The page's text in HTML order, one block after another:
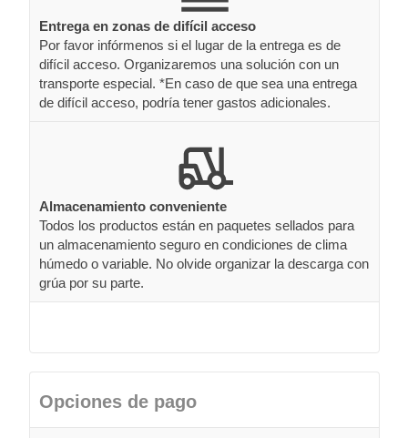
Entrega en zonas de difícil acceso
Por favor infórmenos si el lugar de la entrega es de
difícil acceso. Organizaremos una solución con un
transporte especial. *En caso de que sea una entrega
de difícil acceso, podría tener gastos adicionales.
Almacenamiento conveniente
Todos los productos están en paquetes sellados para
un almacenamiento seguro en condiciones de clima
húmedo o variable. No olvide organizar la descarga con
grúa por su parte.
Opciones de pago